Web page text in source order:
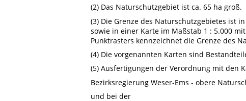
(2) Das Naturschutzgebiet ist ca. 65 ha groß.
(3) Die Grenze des Naturschutzgebietes ist
sowie in einer Karte im Maßstab 1 : 5.000
Punktrasters kennzeichnet die Grenze des
(4) Die vorgenannten Karten sind
(5) Ausfertigungen der Verordnung mit den
Bezirksregierung Weser-Ems - obere
und bei der